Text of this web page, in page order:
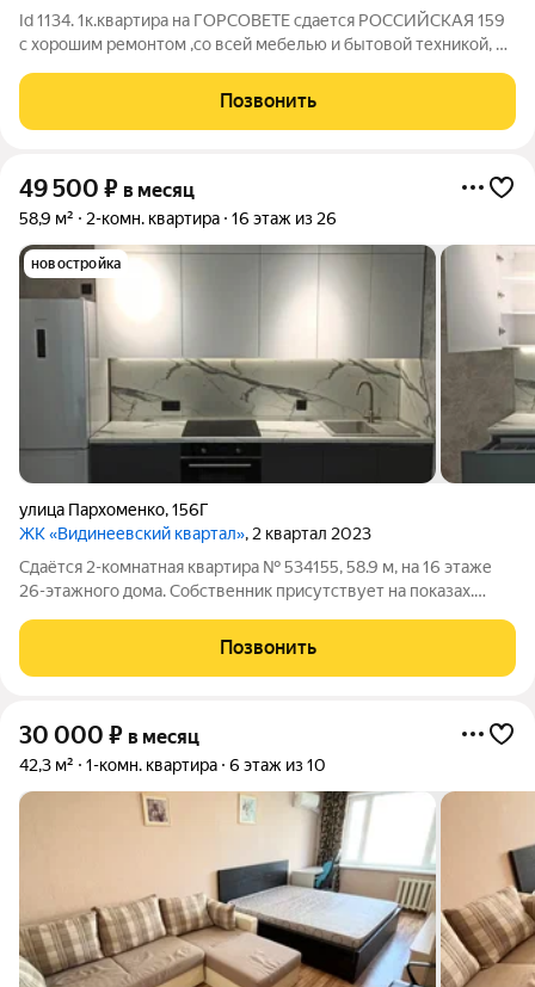
Id 1134. 1к.квартира на ГОРСОВЕТЕ сдается РОССИЙСКАЯ 159
с хорошим ремонтом ,со всей мебелью и бытовой техникой, в
долгосрочную аренду, площадью 39м2 245ООвсе включено
Позвонить
49 500 ₽ в месяц
58,9 м² 2-комн. квартира 16 этаж из 26
новостройка
улица Пархоменко,156Г
ЖК «Видинеевский квартал», 2 квартал 2023
Сдаётся 2-комнатная квартира № 534155, 58.9 м, на 16 этаже
26-этажного дома. Собственник присутствует на показах.
оплачиваются отдельно. По условиям проживания: без детей,
без питомцев. Срок
Позвонить
30 000 ₽ в месяц
42,3 м² 1-комн. квартира 6 этаж из 10